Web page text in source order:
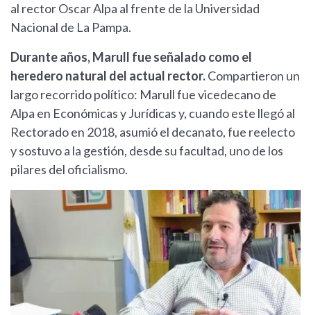
al rector Oscar Alpa al frente de la Universidad
Nacional de La Pampa.
Durante años, Marull fue señalado como el
heredero natural del actual rector.Compartieron un
largo recorrido político: Marull fue vicedecano de
Alpa en Económicas y Jurídicas y, cuando este llegó al
Rectorado en 2018, asumió el decanato, fue reelecto
y sostuvo a la gestión, desde su facultad, uno de los
pilares del oficialismo.